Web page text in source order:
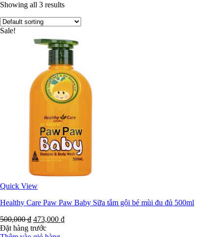
Showing all 3 results
Sale!
Quick View
Healthy Care Paw Paw Baby Sữa tắm gội bé mùi đu đủ 500ml
500,000₫ 473,000 ₫
Đặt hàng trước